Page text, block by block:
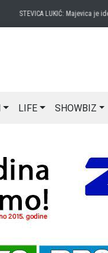
STEVICA LUKIĆ: Majevica je
LIFE SHOWBIZ